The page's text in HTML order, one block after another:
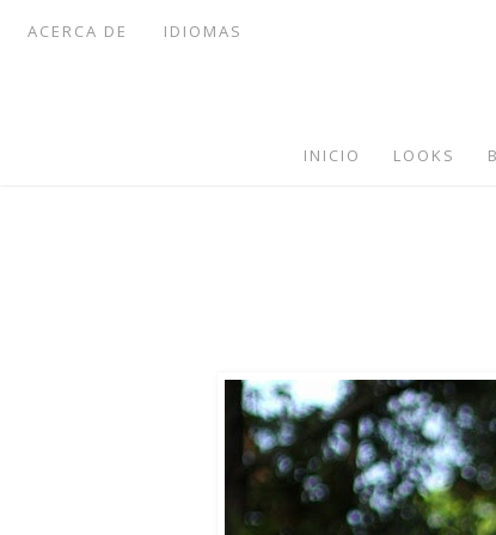
ACERCA DE IDIOMAS
INICIO LOOKS